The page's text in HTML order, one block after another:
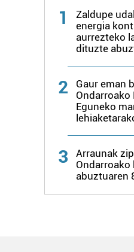
1
Zaldupe
energia
aurrezteko
dituzte
2
Gaur eman
Ondarroako
Eguneko
3
Arraunak
Ondarroako
abuztuaren